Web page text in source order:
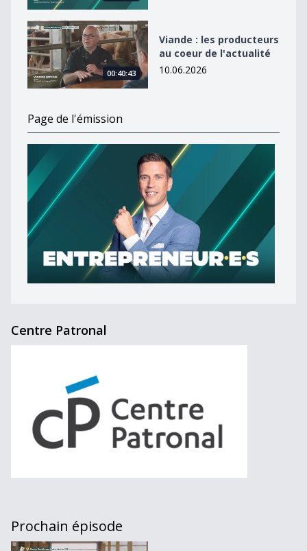
Viande : les producteurs au coeur de l&#039;actualité
00:40:43
Viande : les producteurs
au coeur de l'actualité
10.06.2026
Page de l'émission
Centre Patronal
Prochain épisode